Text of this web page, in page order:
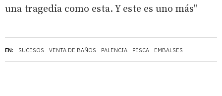
EN: SUCESOS VENTA DE BAÑOS PALENCIA PESCA EMBALSES
una tragedia como esta. Y este es uno más"